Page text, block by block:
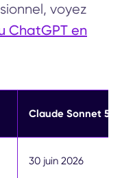
voyez
ChatGPT en
Claude Sonnet 5
30 juin 2026